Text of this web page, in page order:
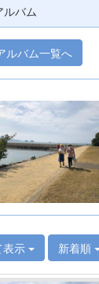
ルバム
ルバム一覧へ
表示 新着順